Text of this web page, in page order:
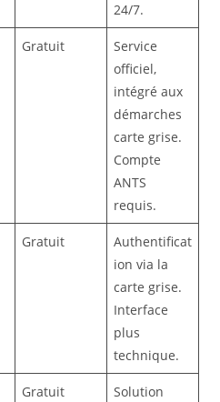
24/7.
Gratuit
Service
officiel,
intégré aux
démarches
carte grise.
Compte
ANTS
requis.
Gratuit
Authentificat
ion via la
carte grise.
Interface
plus
technique.
Gratuit
Solution